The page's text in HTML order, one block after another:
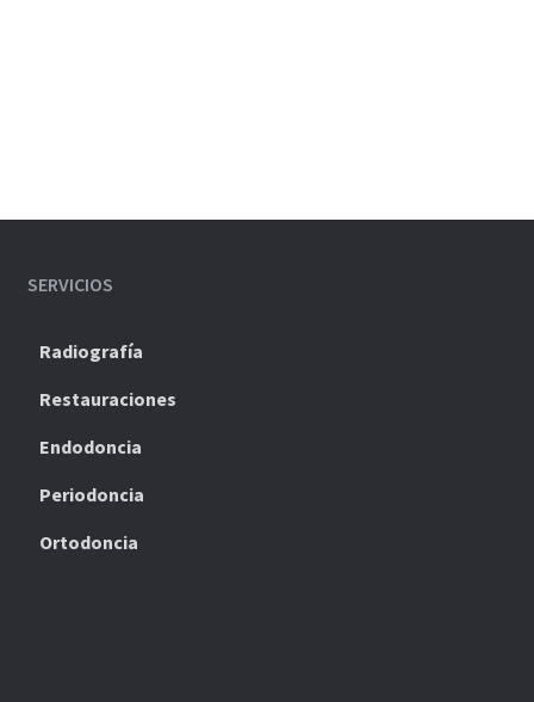
SERVICIOS
Radiografía
Restauraciones
Endodoncia
Periodoncia
Ortodoncia